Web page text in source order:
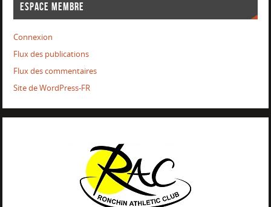
ESPACE MEMBRE
Connexion
Flux des publications
Flux des commentaires
Site de WordPress-FR